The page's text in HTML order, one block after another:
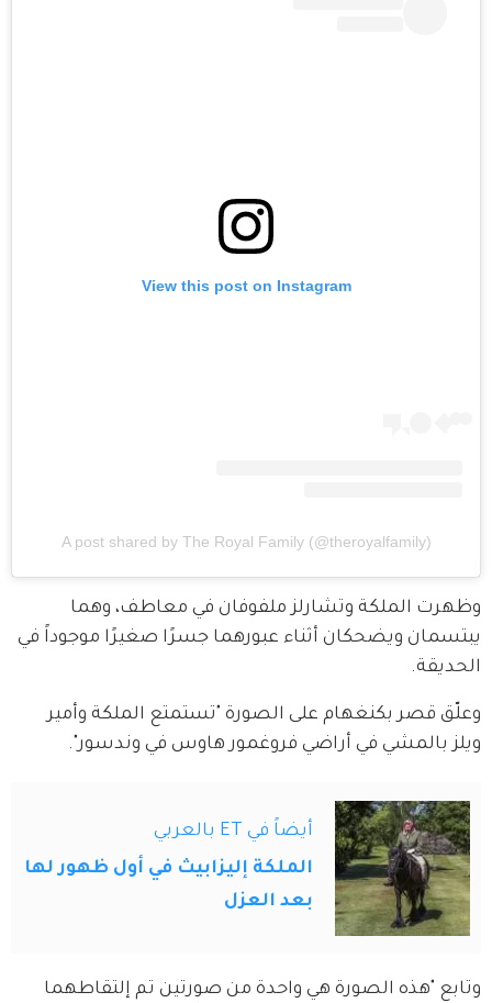
View this post on Instagram
A post shared by The Royal Family (@theroyalfamily)
وظهرت الملكة وتشارلز ملفوفان في معاطف، وهما
يبتسمان ويضحكان أثناء عبورهما جسرًا صغيرًا موجوداً في
الحديقة.
وعلّق قصر بكنغهام على الصورة "تستمتع الملكة وأمير
ويلز بالمشي في أراضي فروغمور هاوس في وندسور".
أيضاً في ET بالعربي
الملكة إليزابيث في أول ظهور لها
بعد العزل
وتابع "هذه الصورة هي واحدة من صورتين تم إلتقاطهما